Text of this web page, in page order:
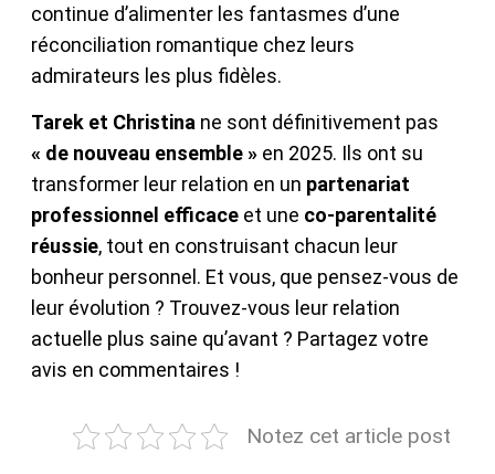
continue d’alimenter les fantasmes d’une
réconciliation romantique chez leurs
admirateurs les plus fidèles.
Tarek et Christina ne sont définitivement pas
« de nouveau ensemble » en 2025. Ils ont su
transformer leur relation en un partenariat
professionnel efficace et une co-parentalité
réussie, tout en construisant chacun leur
bonheur personnel. Et vous, que pensez-vous de
leur évolution ? Trouvez-vous leur relation
actuelle plus saine qu’avant ? Partagez votre
avis en commentaires !
Notez cet article post